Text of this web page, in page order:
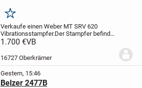
Merken
Verkaufe einen Weber MT SRV 620
Vibrationsstampfer.Der Stampfer befindet
sich in einem guten gebrauchten Zustand
zuverlässig an, läuft einwandfrei und...
1.700 €VB
16727 Oberkrämer
Gestern, 15:46
Belzer 2477B